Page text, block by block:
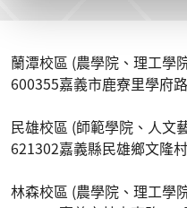
蘭潭校區 (農學院、理工學
600355嘉義市鹿寮里學府
民雄校區 (師範學院、人文
621302嘉義縣民雄鄉文隆
林森校區 (農學院、理工學